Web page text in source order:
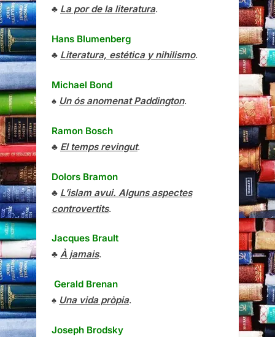
♣ La por de la literatura.
Hans Blumenberg
♣ Literatura, estética y nihilismo.
Michael Bond
♠ Un ós anomenat Paddington.
Ramon Bosch
♣ El temps revingut.
Dolors Bramon
♣ L’islam avui. Alguns aspectes
controvertits.
Jacques Brault
♣ À jamais.
Gerald Brenan
♠ Una vida pròpia.
Joseph Brodsky